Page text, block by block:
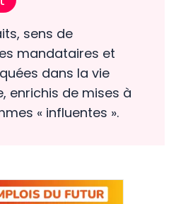
sens de
mandataires et
dans la vie
enrichis de mises à
« influentes ».